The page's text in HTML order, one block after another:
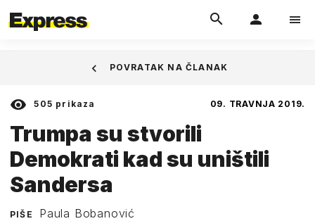
505 prikaza 09. TRAVNJA 2019.
Trumpa su stvorili
Demokrati kad su uništili
Sandersa
PIŠE Paula Bobanović
POVRATAK NA ČLANAK